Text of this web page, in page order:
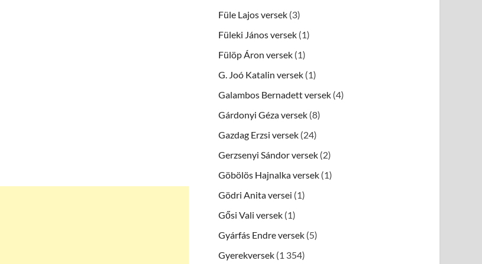
Füle Lajos versek (3)
Füleki János versek (1)
Fülöp Áron versek (1)
G. Joó Katalin versek (1)
Galambos Bernadett versek (4)
Gárdonyi Géza versek (8)
Gazdag Erzsi versek (24)
Gerzsenyi Sándor versek (2)
Göbölös Hajnalka versek (1)
Gödri Anita versei (1)
Gősi Vali versek (1)
Gyárfás Endre versek (5)
Gyerekversek (1 354)